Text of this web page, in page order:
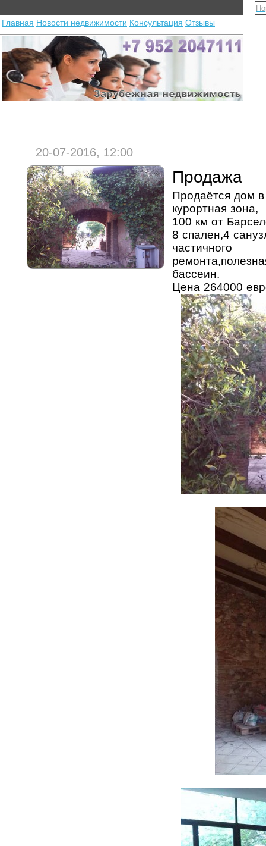
Главная Новости недвижимости Консультация Отзывы
20-07-2016, 12:00
Продажа
Продаётся дом
курортная зона,
100 км от
8 спален,4
частичного
бассеин.
Цена 264000